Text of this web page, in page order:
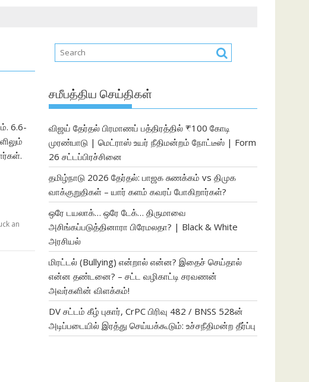
6.6-
an
சமீபத்திய செய்திகள்
விஜய் தேர்தல் பிரமாணப் பத்திரத்தில் ₹100 கோடி
முரண்பாடு | மெட்ராஸ் உயர் நீதிமன்றம் நோட்டீஸ் | Form
26 சட்டப்பிரச்சினை
தமிழ்நாடு 2026 தேர்தல்: பாஜக சுணக்கம் vs திமுக
வாக்குறுதிகள் – யார் களம் கவரப் போகிறார்கள்?
ஒரே டயலாக்… ஒரே டேக்… திருமாவை
அசிங்கப்படுத்தினாரா பிரேமலதா? | Black & White
அரசியல்
மிரட்டல் (Bullying) என்றால் என்ன? இதைச் செய்தால்
என்ன தண்டனை? – சட்ட வழிகாட்டி சரவணன்
அவர்களின் விளக்கம்!
DV சட்டம் கீழ் புகார், CrPC பிரிவு 482 / BNSS 528ன்
அடிப்படையில் இரத்து செய்யக்கூடும்: உச்சநீதிமன்ற தீர்ப்பு